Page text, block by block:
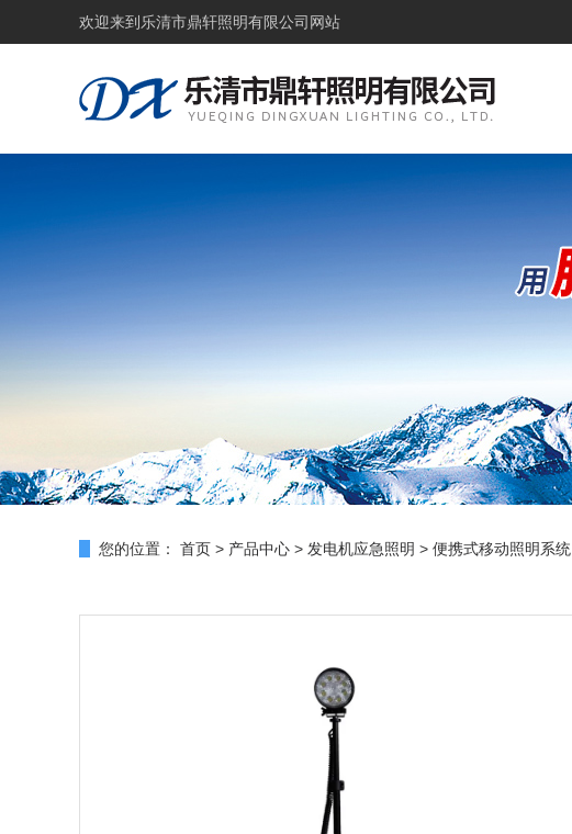
欢迎来到 乐清市鼎轩照明有限公司网站
您的位置： 首页 > 产品中心 > 发电机应急照明 > 便携式移动照明系统